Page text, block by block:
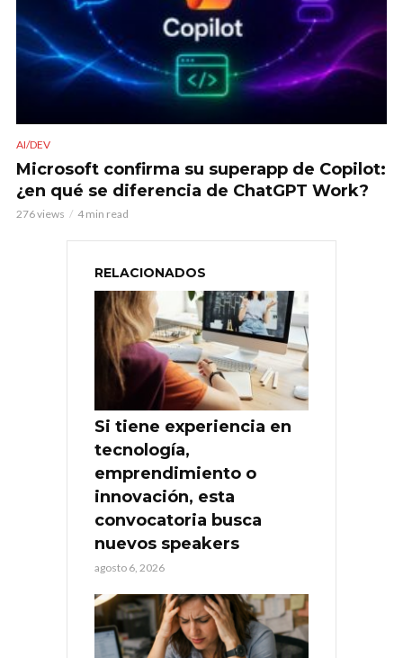
AI/DEV
Microsoft confirma su superapp de Copilot:
¿en qué se diferencia de ChatGPT Work?
276 views 4 min read
RELACIONADOS
Si tiene experiencia en
tecnología,
emprendimiento o
innovación, esta
convocatoria busca
nuevos speakers
agosto 6, 2026